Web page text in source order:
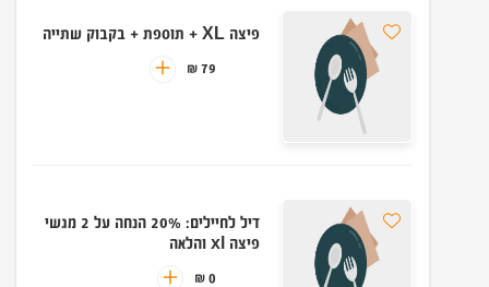
פיצה XL + תוספת + בקבוק שתייה
79 ₪
דיל לחיילים: 20% הנחה על 2 מגשי
פיצה xl והלאה
0 ₪